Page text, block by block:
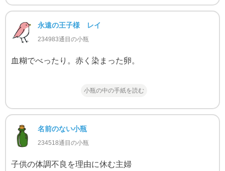
永遠の王子様 レイ
234983通目の小瓶
血糊でべったり。赤く染まった卵。
小瓶の中の手紙を読む
名前のない小瓶
234518通目の小瓶
子供の体調不良を理由に休む主婦